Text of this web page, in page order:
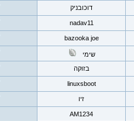
דוכובניק
nadav11
bazooka joe
שימי
בזוקה
linuxsboot
זיו
AM1234